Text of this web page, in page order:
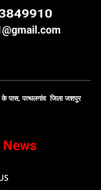
के पास, पत्थलगांव जिला जशपुर